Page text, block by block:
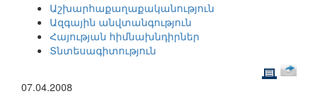
Աշխարհաքաղաքականություն
Ազգային անվտանգություն
Հայության հիմնախնդիրներ
Տնտեսագիտություն
07.04.2008